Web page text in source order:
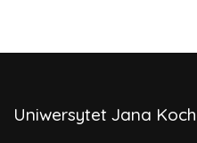
Uniwersytet Jana